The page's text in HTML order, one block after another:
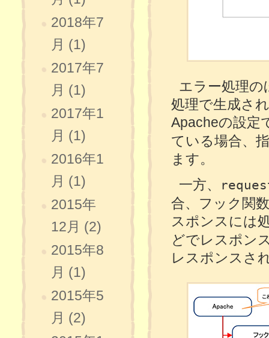
エラー処理
処理で生成さ
Apacheの設定
ている場合、
ます。
一方、
合、フック関
スポンスには
どでレスポン
レスポンスさ
2018年7
月 (1)
2017年7
月 (1)
2017年1
月 (1)
2016年1
月 (1)
2015年
12月 (2)
2015年8
月 (1)
2015年5
月 (2)